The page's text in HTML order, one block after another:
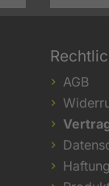
AGB